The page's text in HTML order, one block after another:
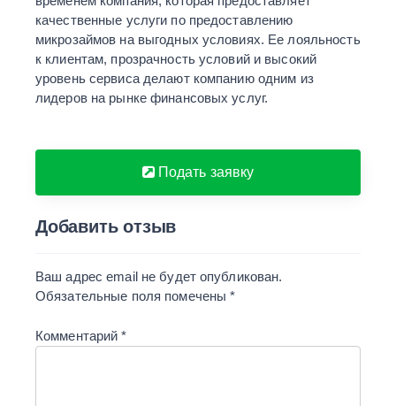
качественные услуги по предоставлению
микрозаймов на выгодных условиях. Ее лояльность
к клиентам, прозрачность условий и высокий
уровень сервиса делают компанию одним из
лидеров на рынке финансовых услуг.
Подать заявку
Добавить отзыв
Ваш адрес email не будет опубликован.
Обязательные поля помечены*
Комментарий*